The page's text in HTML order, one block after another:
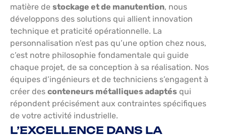
matière de stockage et de manutention, nous
développons des solutions qui allient innovation
technique et praticité opérationnelle. La
personnalisation n’est pas qu’une option chez nous,
c’est notre philosophie fondamentale qui guide
chaque projet, de sa conception à sa réalisation. Nos
équipes d’ingénieurs et de techniciens s’engagent à
créer des conteneurs métalliques adaptés qui
répondent précisément aux contraintes spécifiques
de votre activité industrielle.
L’EXCELLENCE DANS LA